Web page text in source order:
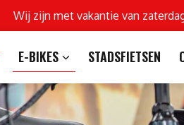
Wij zijn met vakantie van
E-BIKES STADSFIETSEN